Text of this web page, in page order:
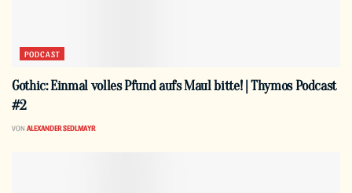
PODCAST
Gothic: Einmal volles Pfund aufs Maul bitte! | Thymos Podcast
#2
VON ALEXANDER SEDLMAYR